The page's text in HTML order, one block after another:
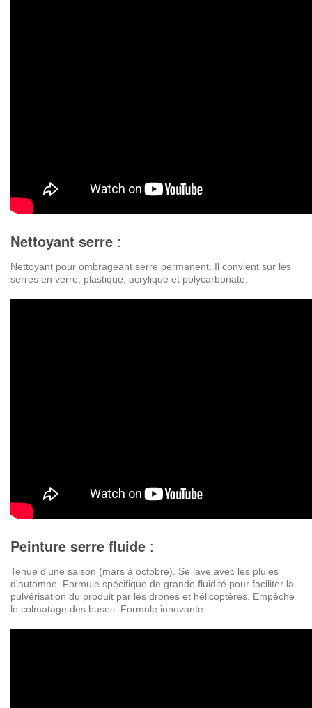
Nettoyant serre :
Nettoyant pour ombrageant serre permanent. Il convient sur les
serres en verre, plastique, acrylique et polycarbonate.
Peinture serre fluide :
Tenue d'une saison (mars à octobre). Se lave avec les pluies
d'automne. Formule spécifique de grande fluidité pour faciliter la
pulvérisation du produit par les drones et hélicoptères. Empêche
le colmatage des buses. Formule innovante.